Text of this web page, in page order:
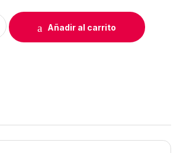
MAQUINA DE CORTE HOOG'S 65
Añadir al carrito